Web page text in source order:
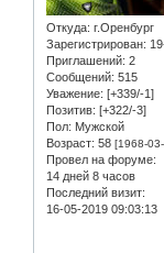
Откуда: г.Оренбург
Зарегистрирован:
Приглашений: 2
Сообщений: 515
Уважение: [+339/-1]
Позитив: [+322/-3]
Пол: Мужской
Возраст: 58 [1968-
Провел на форуме:
14 дней 8 часов
Последний визит:
16-05-2019 09:03:13